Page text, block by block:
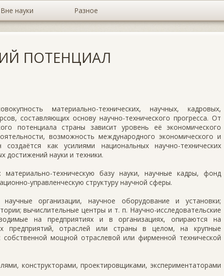
Вне науки Разное
ПОТЕНЦИАЛ
материально-технических, научных, кадровых,
составляющих основу научно-технического прогресса. От
потенциала страны зависит уровень её экономического
возможность международного экономического и
создаётся как усилиями национальных научно-технических
достижений науки и техники.
материально-техническую базу науки, научные кадры, фонд
управленческую структуру научной сферы.
организации, научное оборудование и установки;
вычислительные центры и т. п. Научно-исследовательские
на предприятиях и в организациях, опираются на
предприятий, отраслей или страны в целом, на крупные
мощной отраслевой или фирменной технической
конструкторами, проектировщиками, экспериментаторами